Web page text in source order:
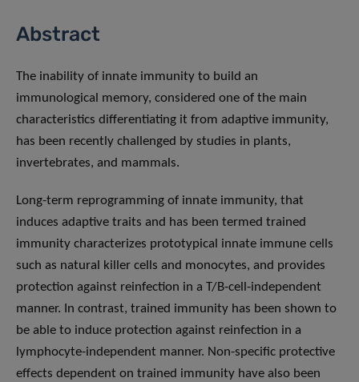
Abstract
The inability of innate immunity to build an
immunological memory, considered one of the main
characteristics differentiating it from adaptive immunity,
has been recently challenged by studies in plants,
invertebrates, and mammals.
Long-term reprogramming of innate immunity, that
induces adaptive traits and has been termed trained
immunity characterizes prototypical innate immune cells
such as natural killer cells and monocytes, and provides
protection against reinfection in a T/B-cell-independent
manner. In contrast, trained immunity has been shown to
be able to induce protection against reinfection in a
lymphocyte-independent manner. Non-specific protective
effects dependent on trained immunity have also been